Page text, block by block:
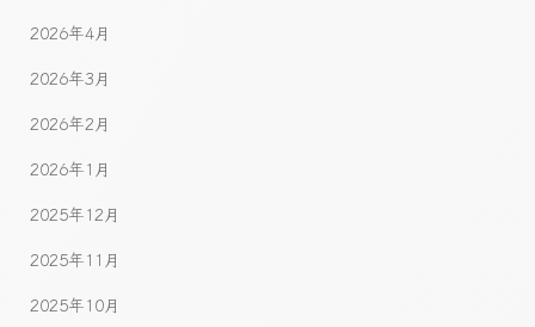
2026年4月
2026年3月
2026年2月
2026年1月
2025年12月
2025年11月
2025年10月